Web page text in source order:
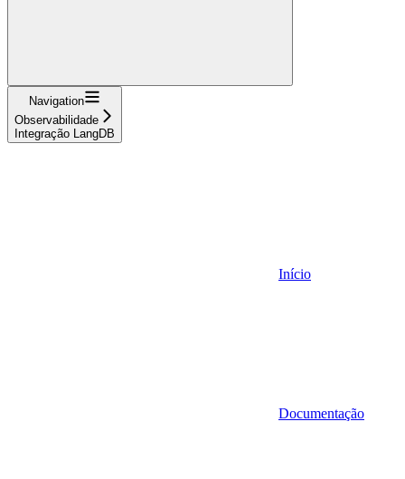
Navigation
Observabilidade
Integração LangDB
Início
Documentação